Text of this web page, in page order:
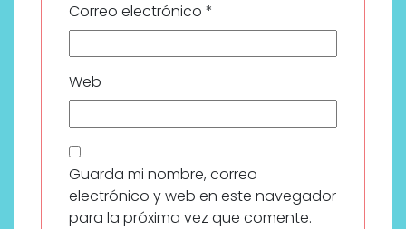
Correo electrónico *
Web
Guarda mi nombre, correo
electrónico y web en este navegador
para la próxima vez que comente.